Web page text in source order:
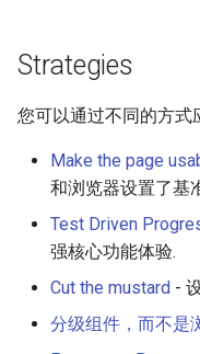
Fuse
Raspberry Pi
WebExtensions
RubyMotion
C
Common Lisp
Apache Wicket
Terraform
Vapor
设计与开发指南
Self Hosted
FOSS Production Apps
Gulp
AMA
Strategies
您可以通过不同的方式
Make the page
和浏览器设置了基
Test Driven
强核心功能体验.
Cut the mustard -
分级组件，而不是